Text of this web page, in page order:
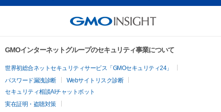
GMOインターネットグループのセキュリティ事業について
世界初総合ネットセキュリティサービス「GMOセキュリティ24」
パスワード漏洩診断
Webサイトリスク診断
セキュリティ相談AIチャットボット
実在証明・盗聴対策